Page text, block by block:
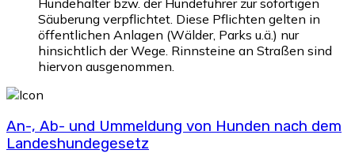
Säuberung verpflichtet. Diese Pflichten gelten in
öffentlichen Anlagen (Wälder, Parks u.ä.) nur
hinsichtlich der Wege. Rinnsteine an Straßen sind
hiervon ausgenommen.
An-, Ab- und Ummeldung von Hunden nach dem
Landeshundegesetz